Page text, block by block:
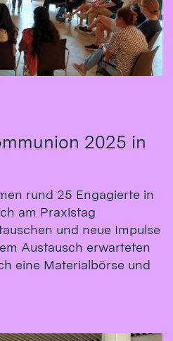
2025 in
rund 25 Engagierte in
am Praxistag
und neue Impulse
Austausch erwarteten
eine Materialbörse und